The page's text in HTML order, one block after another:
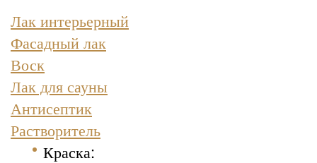
Лак интерьерный
Фасадный лак
Воск
Лак для сауны
Антисептик
Растворитель
Краска: